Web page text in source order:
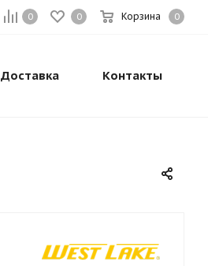
0 0 Корзина 0
Доставка Контакты